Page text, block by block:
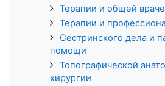
Терапии и общей
Терапии и
Сестринского дела и
помощи
Топографической
хирургии